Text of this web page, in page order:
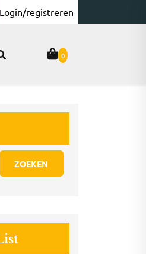
Login/registreren
0